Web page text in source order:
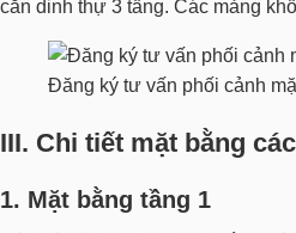
căn dinh thự 3 tầng. Các mảng
Đăng ký tư vấn phối cảnh
III. Chi tiết mặt bằng
1. Mặt bằng tầng 1